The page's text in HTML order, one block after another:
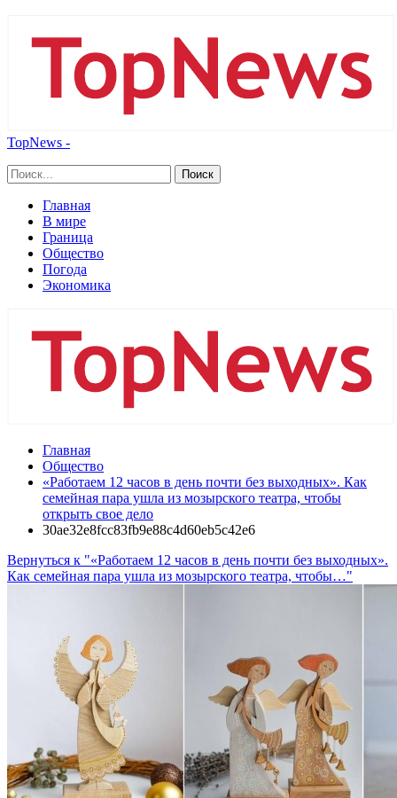
TopNews -
Главная
В мире
Граница
Общество
Погода
Экономика
Главная
Общество
«Работаем 12 часов в день почти без выходных». Как
семейная пара ушла из мозырского театра, чтобы
открыть свое дело
30ae32e8fcc83fb9e88c4d60eb5c42e6
Вернуться к "«Работаем 12 часов в день почти без выходных».
Как семейная пара ушла из мозырского театра, чтобы…"